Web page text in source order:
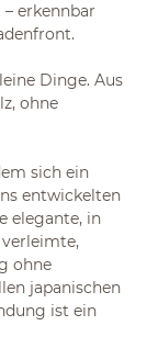
erkennbar
Dinge. Aus
ohne
sich ein
entwickelten
elegante, in
ohne
japanischen
ist ein